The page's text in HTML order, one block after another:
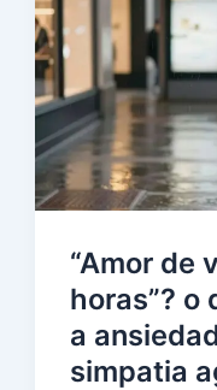
“Amor de
horas”? o
a
simpatia